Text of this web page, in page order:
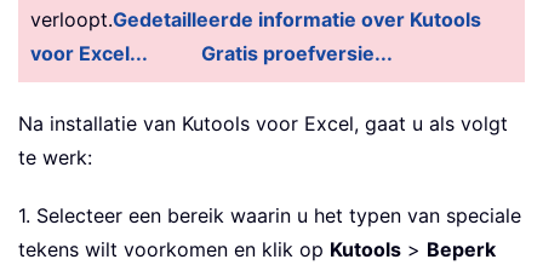
verloopt.Gedetailleerde informatie over Kutools
voor Excel...
Gratis proefversie...
Na installatie van Kutools voor Excel, gaat u als volgt
te werk:
1. Selecteer een bereik waarin u het typen van speciale
tekens wilt voorkomen en klik op Kutools > Beperk